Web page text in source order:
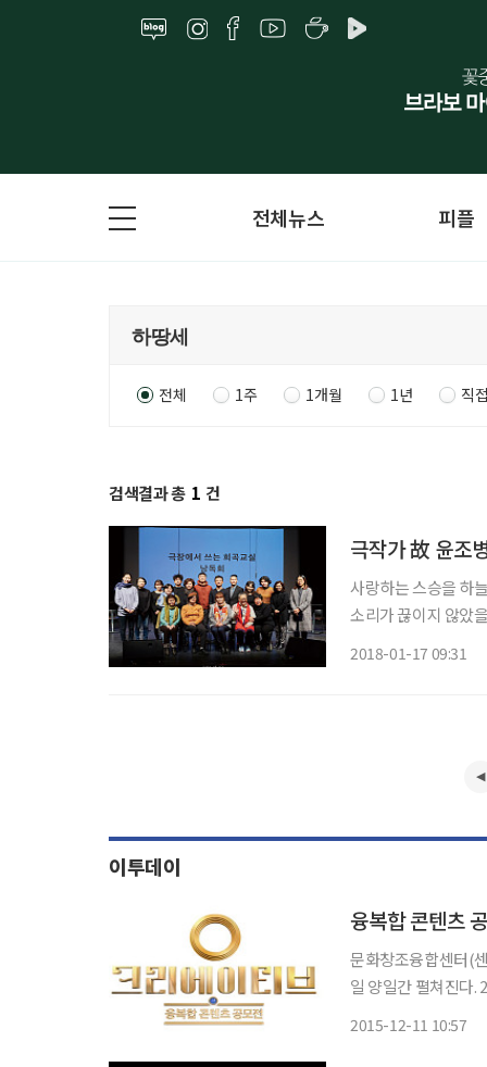
전체뉴스 피플
전체 1주 1개월 1년 직
검색결과 총 1 건
극작가 故 윤조
사랑하는 스승을 하
소리가 끊이지 않았
2018-01-17 09:31
이투데이
융복합 콘텐츠
문화창조융합센터(
일 양일간 펼쳐진다. 2015 융복합 콘텐츠 공모전은 장르 간의 융합 및 문화와 기술의 융합 등
2015-12-11 10:57